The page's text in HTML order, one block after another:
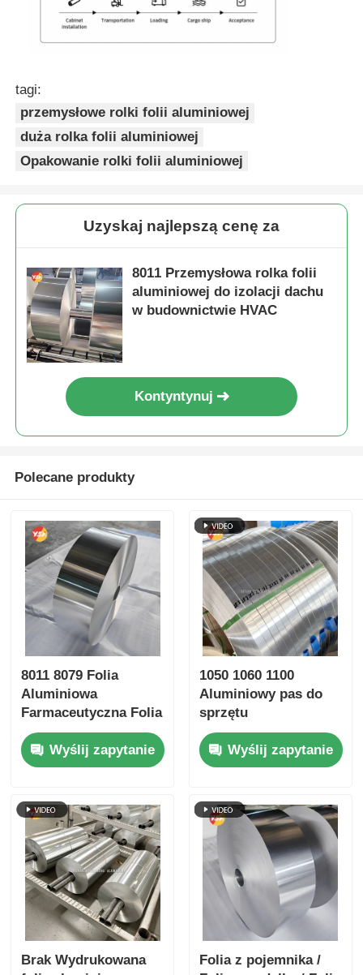
tagi:
przemysłowe rolki folii aluminiowej
duża rolka folii aluminiowej
Opakowanie rolki folii aluminiowej
Uzyskaj najlepszą cenę za
8011 Przemysłowa rolka folii
aluminiowej do izolacji dachu
w budownictwie HVAC
Kontyntynuj
Polecane produkty
8011 8079 Folia
Aluminiowa
Farmaceutyczna Folia
Aluminiowa Blister
Folia Wysokiej Dyne
Łatwo Peel Odporna
Srebro-Złoto
Embozowane
Bezprzewodowe
Konserwacja
Opakowania
Medyczne Folia
barierowa
Wyślij zapytanie
1050 1060 1100
Aluminiowy pas do
sprzętu
gospodarstwa
domowego Sprzęt
sportowy
Wyślij zapytanie
Brak Wydrukowana
Folia z pojemnika /